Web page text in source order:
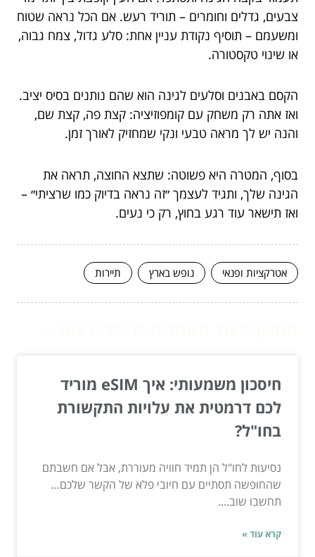
צבעים, גדלים וחומרים – תוריד רעש. אם הכל נראה שטוח
ומשעמם – תוסיף נקודת עניין אחת: סלע גדול, צמח גבוה,
או שינוי טקסטורה.
הקסם באבנים וסלעים לגינה הוא שהם נותנים בסיס יציב.
ואז אתה רק משחק עם קומפוזיציה: קצת פה, קצת שם,
והנה יש לך מראה טבעי ונקי שמחזיק לאורך זמן.
בסוף, המטרה היא פשוטה: שתצא החוצה, תראה את
הגינה שלך, ותגיד לעצמך ״זה נראה בדיוק כמו שרציתי״ –
ואז תישאר עוד רגע בחוץ, רק כי נעים.
אטרקציות ופנאי נופש בארץ תיירות
חיסכון משמעותי: איך eSIM מוריד
לכם דרמטית את עלויות התקשורת
בחו"ל?
נסיעות לחו"ל הן תמיד חוויה מעוררת, אבל אם חשבתם
שהחופשה תסתיים עם חיובי פלא של הקשר שלכם…
תחשבו שוב....
קרא עוד »